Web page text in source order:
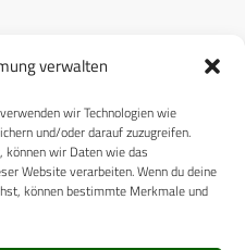
verwalten
wir Technologien wie
und/oder darauf zuzugreifen.
können wir Daten wie das
Website verarbeiten. Wenn du deine
können bestimmte Merkmale und